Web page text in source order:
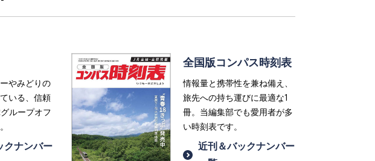
やみどりの
いる、信頼
ループオフ
クナンバー
全国版コンパス時刻表
情報量と携帯性を兼ね備え、
旅先への持ち運びに最適な1
冊。当編集部でも愛用者が多
い時刻表です。
近刊＆バックナンバー